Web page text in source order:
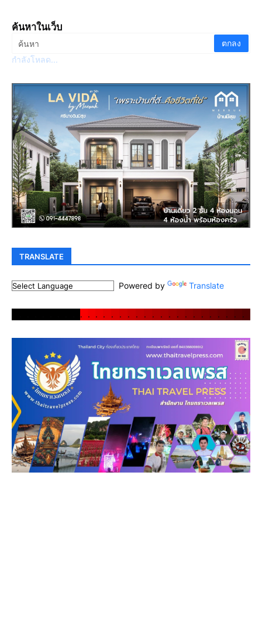
ค้นหาในเว็บ
กำลังโหลด...
TRANSLATE
Powered by Translate
. . . . . . . . . . . . . . . . . . . . .